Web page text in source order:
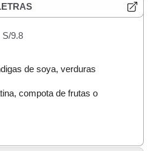
9.8
de soya, verduras
compota de frutas o